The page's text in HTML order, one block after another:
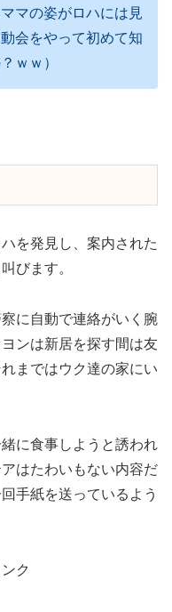
マの姿がロハには見
会をやって初めて知
ｗｗ）
を発見し、案内された
びます。
に自動で連絡がいく腕
ンは新居を探す間は友
まではウク達の家にい
に食事しようと誘われ
はたわいもない内容だ
手紙を送っているよう
ク